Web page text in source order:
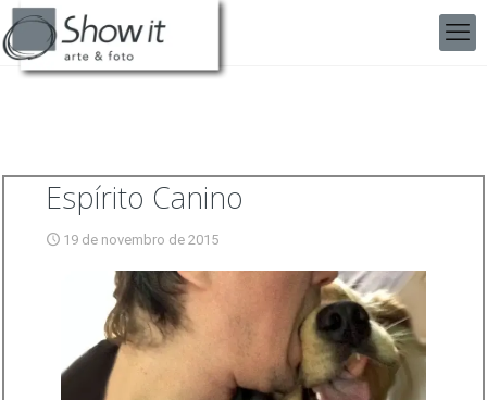
Espírito Canino
19 de novembro de 2015